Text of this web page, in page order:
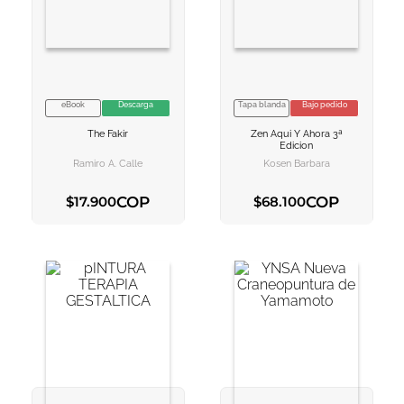
VER INFORMACION
eBook Descarga
The Fakir
Ramiro A. Calle
$17.900COP
VER INFORMACION
AGREGAR AL
Tapa blanda Bajo pedido
Zen Aqui Y Ahora 3ª
Edicion
Kosen Barbara
$68.100COP